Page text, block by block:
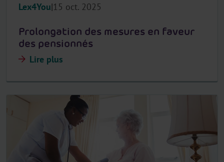
Lex4You 15 oct. 2025
Prolongation des mesures en faveur
des pensionnés
Lire plus